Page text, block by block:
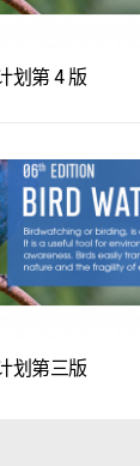
划第 4 版
划第三版